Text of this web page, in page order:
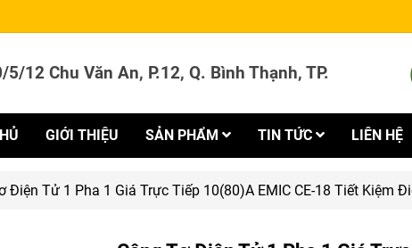
12 Chu Văn An, P.12, Q. Bình Thạnh, TP.
GIỚI THIỆU SẢN PHẨM TIN TỨC LIÊN HỆ
Điện Tử 1 Pha 1 Giá Trực Tiếp 10(80)A EMIC CE-18 Tiết Kiệm